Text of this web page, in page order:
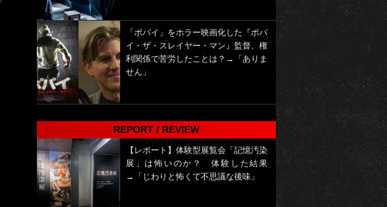
「ポパイ」をホラー映画化した『ポパ
イ・ザ・スレイヤー・マン』監督、権
利関係で苦労したことは？→「ありま
せん」
REPORT / REVIEW
【レポート】体験型展覧会「記憶汚染
展」は怖いのか？ 体験した結果
→「じわりと怖くて不思議な後味」